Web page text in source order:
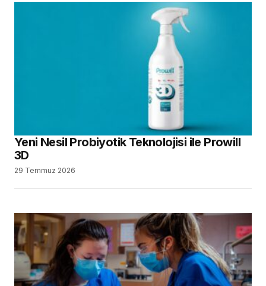
Yeni Nesil Probiyotik Teknolojisi ile Prowill
3D
29 Temmuz 2026